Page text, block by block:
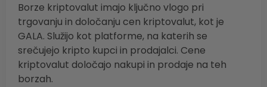
Borze kriptovalut imajo ključno vlogo pri
trgovanju in določanju cen kriptovalut, kot je
GALA. Služijo kot platforme, na katerih se
srečujejo kripto kupci in prodajalci. Cene
kriptovalut določajo nakupi in prodaje na teh
borzah.